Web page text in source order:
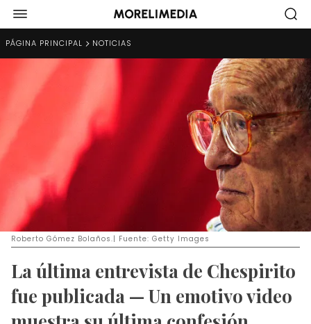
PÁGINA PRINCIPAL NOTICIAS
Roberto Gómez Bolaños.| Fuente: Getty Images
La última entrevista de Chespirito
fue publicada — Un emotivo video